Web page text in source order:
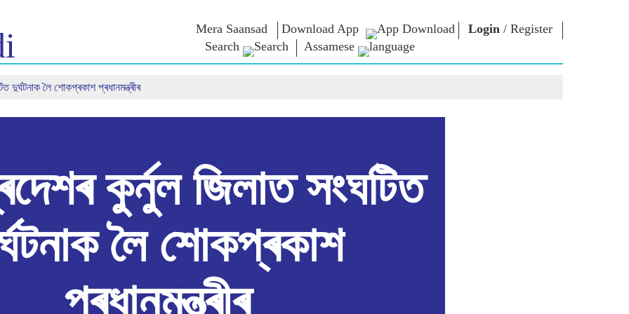
Mera Saansad Download App Login / Register
Search
Assamese
শাসন
ব্লগ
বিখ্যাত ব্যক্তি
Photo Booth
দুৰ্ঘটনাক লৈ শোকপ্ৰকাশ প্ৰধানমন্ত্ৰীৰ
কুৰ্নুল জিলাত সংঘটিত
লৈ শোকপ্ৰকাশ
প্ৰধানমন্ত্ৰীৰ